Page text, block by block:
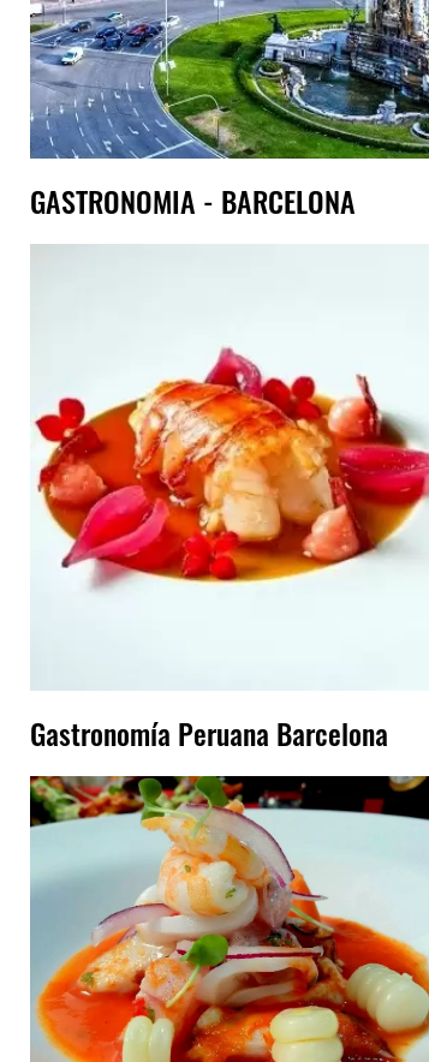
GASTRONOMIA - BARCELONA
Gastronomía Peruana Barcelona